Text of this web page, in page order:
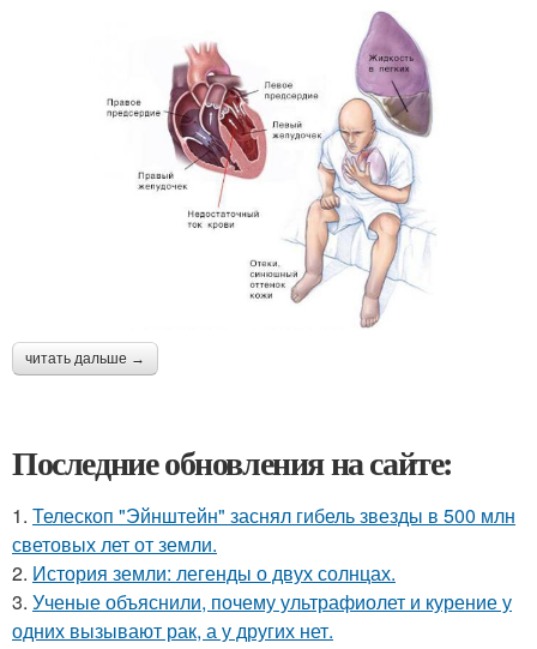
читать дальше →
Последние обновления на сайте:
1. Телескоп "Эйнштейн" заснял гибель звезды в 500 млн
световых лет от земли.
2. История земли: легенды о двух солнцах.
3. Ученые объяснили, почему ультрафиолет и курение у
одних вызывают рак, а у других нет.